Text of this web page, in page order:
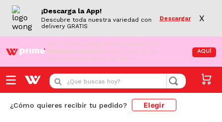
¡Descarga la App!
Descubre toda nuestra variedad con
delivery GRATIS
Descargar X
¡Aún no eres Wong Prime! Aprovecha el
DESPACHO GRATIS en tus compras de
supermercado desde S/79.90
AQUÍ
¿Que buscas hoy?
¿Cómo quieres recibir tu pedido? Elegir